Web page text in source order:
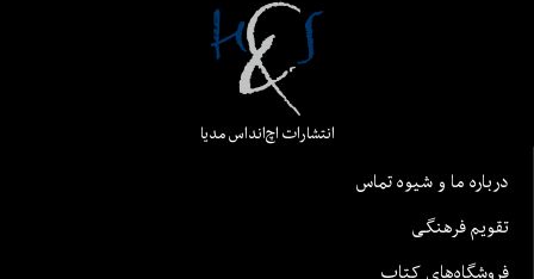
انتشارات اچ‌اند‌اس مدیا
درباره ما و شیوه تماس
تقویم فرهنگی
فروشگاه‌های کتاب